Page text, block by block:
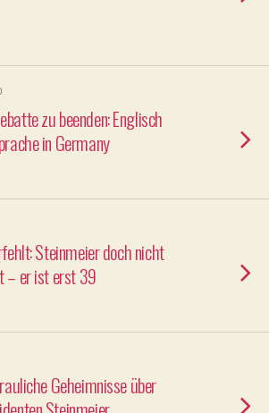
zu beenden: Englisch
in Germany
Steinmeier doch nicht
– er ist erst 39
Geheimnisse über